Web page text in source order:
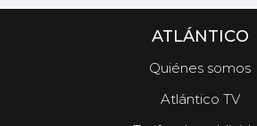
ATLÁNTICO
Quiénes somos
Atlántico TV